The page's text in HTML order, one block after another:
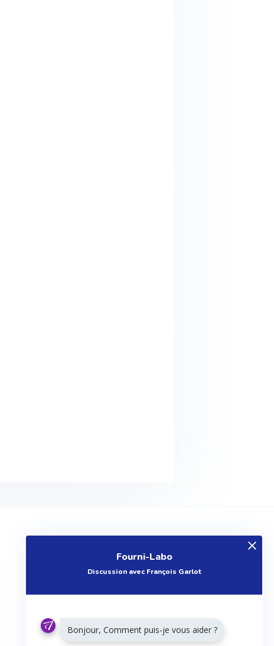
Réalisations
Tutoriels
Fourni-Labo
Discussion avec François Garlot
Bonjour, Comment puis-je vous aider ?